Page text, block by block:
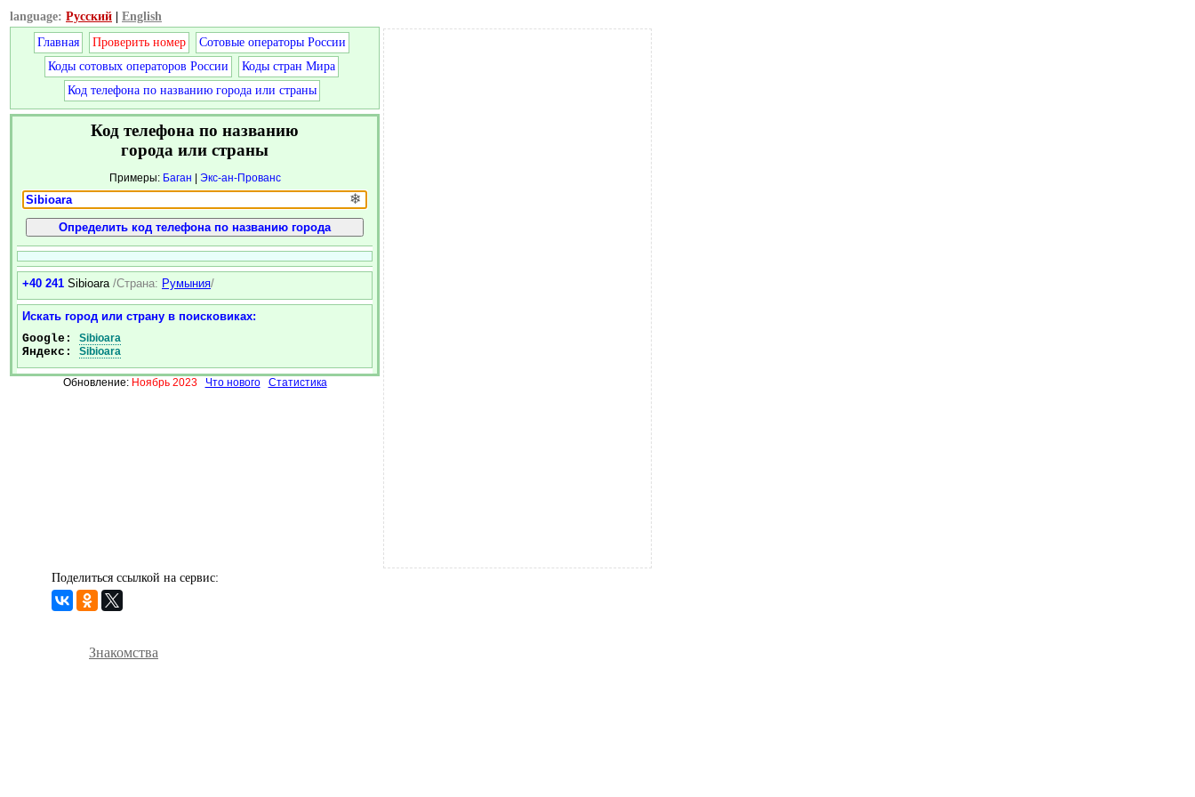
language: Русский
English
Главная
Проверить номер
Сотовые операторы России
Коды сотовых операторов России
Коды стран Мира
Код телефона по названию города или страны
Код телефона по названию
города или страны
Примеры: Баган | Экс-ан-Прованс
❄
+40 241 Sibioara /Страна: Румыния/
Искать город или страну в поисковиках:
Google: Sibioara
Яндекс: Sibioara
Обновление: Ноябрь 2023 Что нового Статистика
Поделиться ссылкой на сервис:
Знакомства